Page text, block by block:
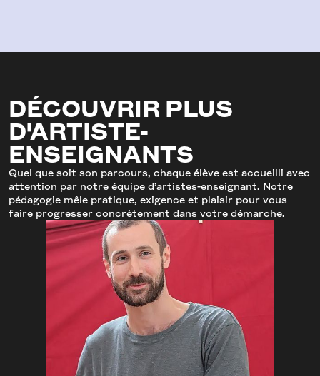
DÉCOUVRIR PLUS
D'ARTISTE-
ENSEIGNANTS
Quel que soit son parcours, chaque élève est accueilli avec
attention par notre équipe d’artistes-enseignant. Notre
pédagogie mêle pratique, exigence et plaisir pour vous
faire progresser concrètement dans votre démarche.